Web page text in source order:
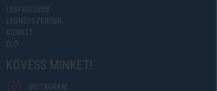
LEGFRISSEBB
LEGNÉPSZERŰBB
KIEMELT
ÉLŐ
KÖVESS MINKET!
INSTAGRAM